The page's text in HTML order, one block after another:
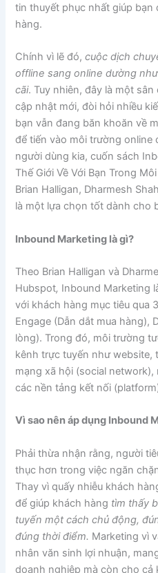
tin thuyết phục nhất giúp bạn
hàng.
Chính vì lẽ đó,cuộc dịch
offline sang online dường
cãi. Tuy nhiên, đây là một
cập nhật mới, đòi hỏi nhiều
bạn vẫn đang băn khoăn về
để tiến vào môi trường
người dùng kia, cuốn sách
Thế Giới Về Với Bạn Trong
Brian Halligan, Dharmesh
là một lựa chọn tốt dành cho
Inbound Marketing là gì?
Theo Brian Halligan và
Hubspot, Inbound Marketing
với khách hàng mục tiêu qua
Engage (Dẫn dắt mua hàng),
lòng). Trong đó, môi trường
kênh trực tuyến như website,
mạng xã hội (social
các nền tảng kết nối
Vì sao nên áp dụng Inbound
Phải thừa nhận rằng, người
thục hơn trong việc ngăn
Thay vì quấy nhiễu khách
để giúp khách hàng tìm thấy
tuyến một cách chủ động,
đúng thời điểm. Marketing vì
nhân văn sinh lợi nhuận,
doanh nghiệp mà còn cho cả